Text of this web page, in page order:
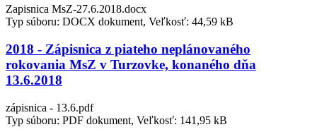
Zapisnica MsZ-27.6.2018.docx
Typ súboru: DOCX dokument, Veľkosť: 44,59 kB
2018 - Zápisnica z piateho neplánovaného
rokovania MsZ v Turzovke, konaného dňa
13.6.2018
zápisnica - 13.6.pdf
Typ súboru: PDF dokument, Veľkosť: 141,95 kB